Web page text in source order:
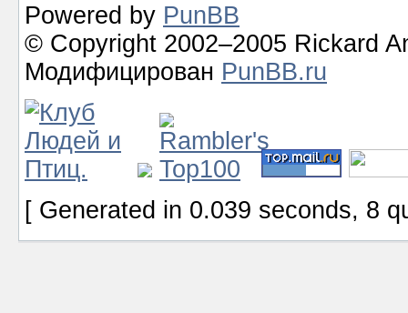
Powered by PunBB
© Copyright 2002–2005 Rickard
Модифицирован PunBB.ru
[ Generated in 0.039 seconds, 8